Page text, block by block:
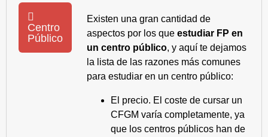
Centro
Público
Existen una gran cantidad de
aspectos por los que estudiar FP en
un centro público, y aquí te dejamos
la lista de las razones más comunes
para estudiar en un centro público:
El precio. El coste de cursar un
CFGM varía completamente, ya
que los centros públicos han de